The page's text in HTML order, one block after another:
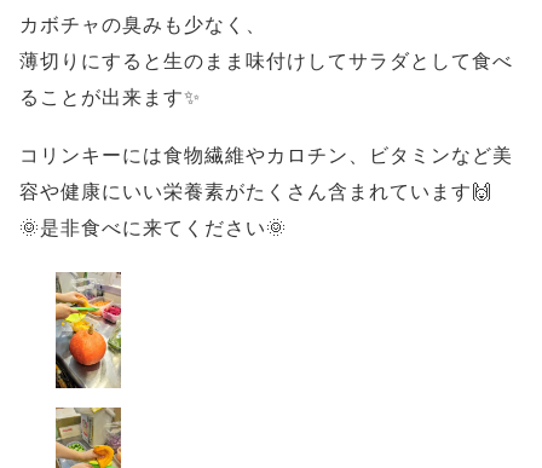
カボチャの臭みも少なく、
薄切りにすると生のまま味付けしてサラダとして食べ
ることが出来ます✨
コリンキーには食物繊維やカロチン、ビタミンなど美
容や健康にいい栄養素がたくさん含まれています🙌
🌞是非食べに来てください🌞